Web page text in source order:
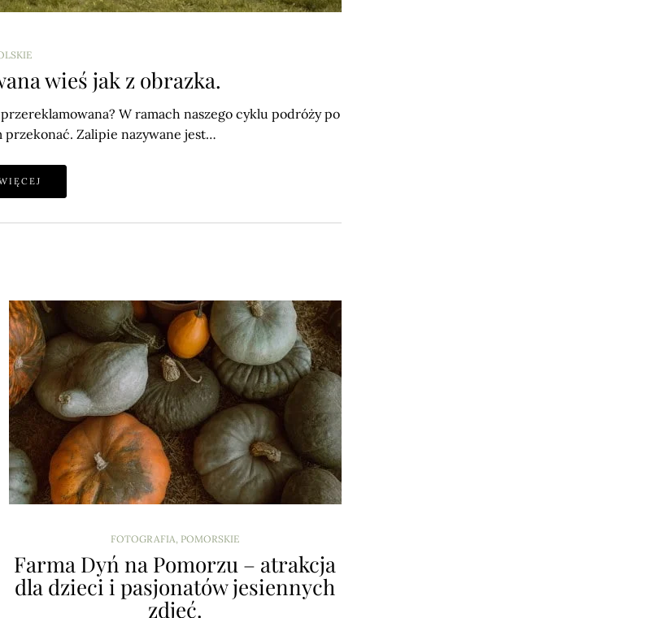
wieś jak z obrazka.
W ramach naszego cyklu podróży po
Zalipie nazywane jest…
FOTOGRAFIA, POMORSKIE
Farma Dyń na Pomorzu – atrakcja
dla dzieci i pasjonatów jesiennych
zdjęć.